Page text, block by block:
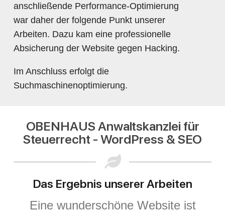
anschließende Performance-Optimierung
war daher der folgende Punkt unserer
Arbeiten. Dazu kam eine professionelle
Absicherung der Website gegen Hacking.
Im Anschluss erfolgt die
Suchmaschinenoptimierung.
OBENHAUS Anwaltskanzlei für
Steuerrecht - WordPress & SEO
Das Ergebnis unserer Arbeiten
Eine wunderschöne Website ist